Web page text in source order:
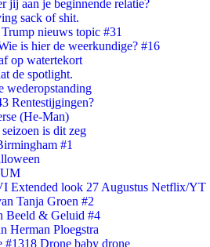
jij aan je beginnende relatie?
sack of shit.
nieuws topic #31
is hier de weerkundige? #16
op watertekort
de spotlight.
wederopstanding
Rentestijgingen?
(He-Man)
is dit zeg
#1
Extended look 27 Augustus Netflix/YT
Tanja Groen #2
Beeld & Geluid #4
Herman Ploegstra
#1318 Drone baby drone